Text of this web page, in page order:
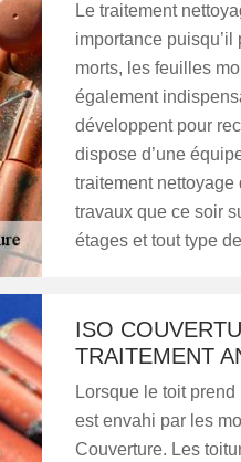
Le traitement
importance puisqu’il
morts, les feuilles
également
développent pour
dispose d’une
traitement nettoyage
travaux que ce soir
étages et tout type
ISO
TRAITEMENT
Lorsque le toit
est envahi par les
Couverture. Les